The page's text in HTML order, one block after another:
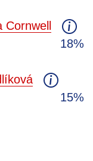
Cornwell
18%
15%